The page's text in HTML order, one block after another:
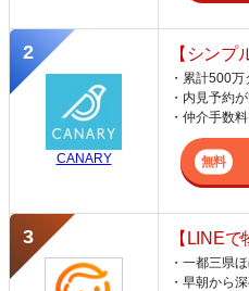
CANARY
【シンプ
・累計500
・内見予約
・仲介手数
【LINE
・一都三県
・早朝から